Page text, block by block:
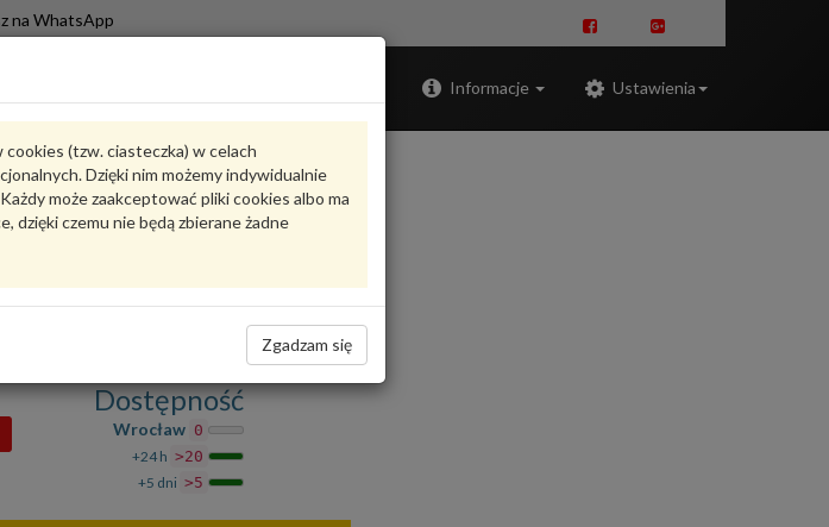
na WhatsApp
Informacje Ustawienia
(tzw. ciasteczka) w celach
Dzięki nim możemy indywidualnie
może zaakceptować pliki cookies albo ma
dzięki czemu nie będą zbierane żadne
Zgadzam się
SEAT SKODA
Dostępność
Wrocław 0
+24 h >20
+5 dni >5